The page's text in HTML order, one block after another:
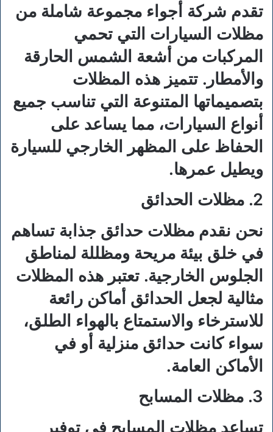
تقدم شركة أجواء مجموعة شاملة من
مظلات السيارات التي تحمي
المركبات من أشعة الشمس الحارقة
والأمطار. تتميز هذه المظلات
بتصميماتها المتنوعة التي تناسب جميع
أنواع السيارات، مما يساعد على
الحفاظ على المظهر الخارجي للسيارة
ويطيل عمرها.
2. مظلات الحدائق
نحن نقدم مظلات حدائق جذابة تساهم
في خلق بيئة مريحة ومظللة لمناطق
الجلوس الخارجية. تعتبر هذه المظلات
مثالية لجعل الحدائق أماكن رائعة
للاسترخاء والاستمتاع بالهواء الطلق،
سواء كانت حدائق منزلية أو في
الأماكن العامة.
3. مظلات المسابح
تساعد مظلات المسابح في توفير